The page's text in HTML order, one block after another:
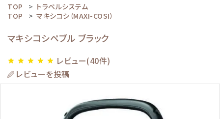
ACCOUNT MENU
meeting_room ログイン
TOP
トラベルシステム
TOP
マキシコシ（MAXI-COSI）
マキシコシペブル ブラック
star star star star star レビュー(40件)
レビューを投稿